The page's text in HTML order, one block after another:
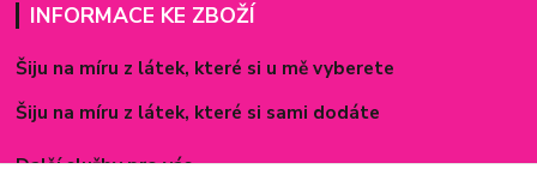
INFORMACE KE ZBOŽÍ
Šiju na míru z látek, které si u mě vyberete
Šiju na míru z látek, které si sami dodáte
Další služby pro vás